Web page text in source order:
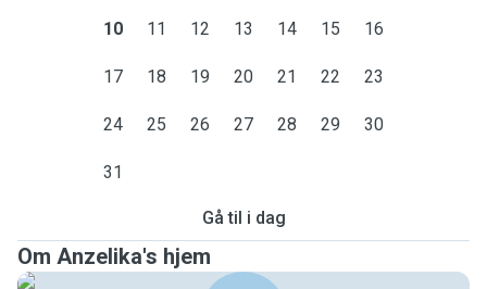
10 11 12 13 14 15 16
17 18 19 20 21 22 23
24 25 26 27 28 29 30
31
Gå til i dag
Om Anzelika's hjem